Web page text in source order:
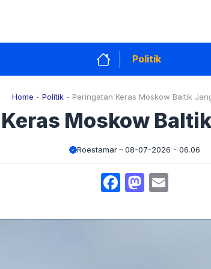
Politik
Home - Politik- Peringatan Keras Moskow Baltik
Moskow
Roestamar 08-07-2026 - 06.06
Facebook